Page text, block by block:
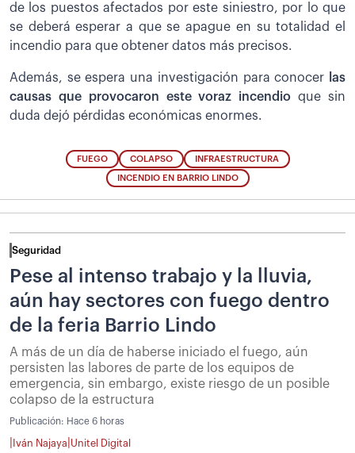
de los puestos afectados por este siniestro, por lo que
se deberá esperar a que se apague en su totalidad el
incendio para que obtener datos más precisos.
Además, se espera una investigación para conocer las
causas que provocaron este voraz incendioque sin
duda dejó pérdidas económicas enormes.
FUEGO COLAPSO INFRAESTRUCTURA
INCENDIO EN BARRIO LINDO
Seguridad
Pese al intenso trabajo y la lluvia,
aún hay sectores con fuego dentro
de la feria Barrio Lindo
A más de un día de haberse iniciado el fuego, aún
persisten las labores de parte de los equipos de
emergencia, sin embargo, existe riesgo de un posible
colapso de la estructura
Publicación: Hace 6 horas
Iván Najaya Unitel Digital